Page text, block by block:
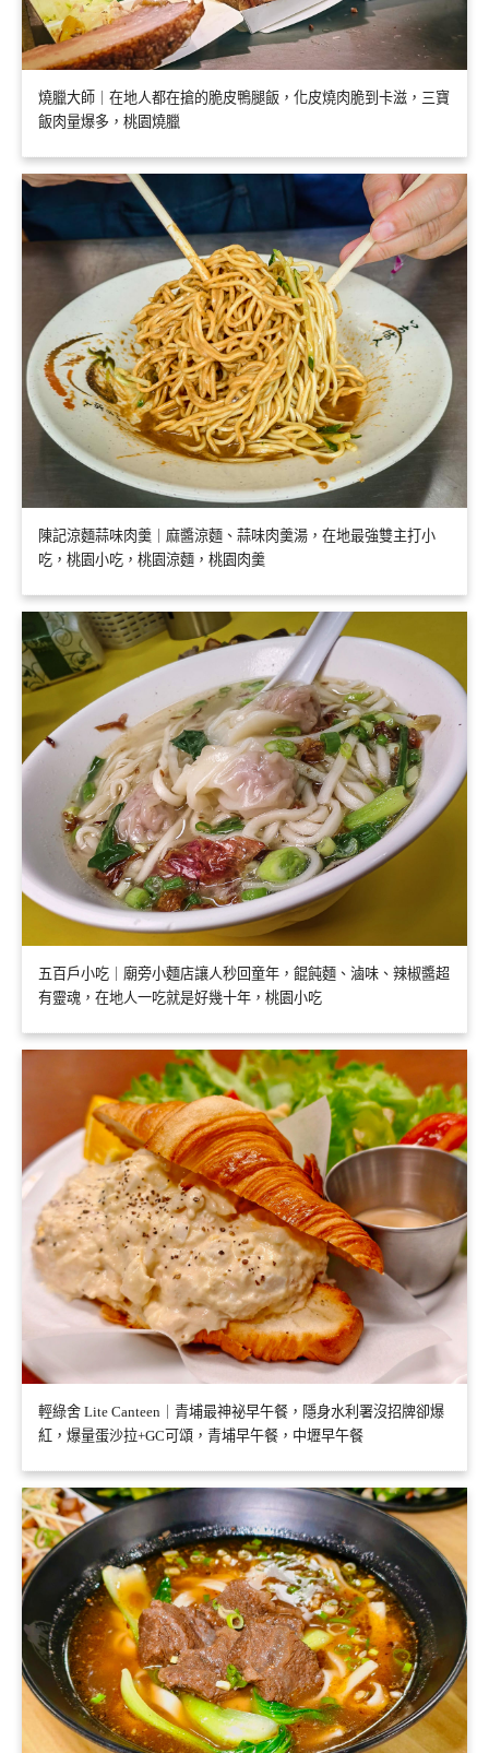
燒臘大師｜在地人都在搶的脆皮鴨腿飯，化皮燒肉脆到卡滋，三寶
飯肉量爆多，桃園燒臘
陳記涼麵蒜味肉羹｜麻醬涼麵、蒜味肉羹湯，在地最強雙主打小
吃，桃園小吃，桃園涼麵，桃園肉羹
五百戶小吃｜廟旁小麵店讓人秒回童年，餛飩麵、滷味、辣椒醬超
有靈魂，在地人一吃就是好幾十年，桃園小吃
輕綠舍 Lite Canteen｜青埔最神祕早午餐，隱身水利署沒招牌卻爆
紅，爆量蛋沙拉+GC可頌，青埔早午餐，中壢早午餐